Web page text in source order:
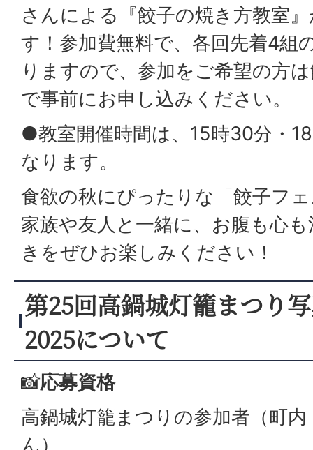
さんによる『餃子の焼き方教室
す！参加費無料で、各回先着4組
りますので、参加をご希望の方
で事前にお申し込みください。
●教室開催時間は、15時30分・
なります。
食欲の秋にぴったりな「餃子フ
家族や友人と一緒に、お腹も心
きをぜひお楽しみください！
第25回高鍋城灯籠まつり
2025について
📸応募資格
高鍋城灯籠まつりの参加者（町
ん）